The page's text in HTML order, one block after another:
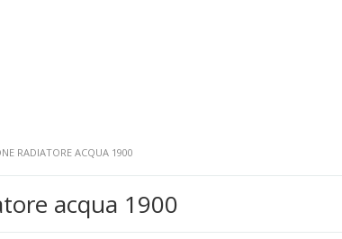
RADIATORE ACQUA 1900
acqua 1900